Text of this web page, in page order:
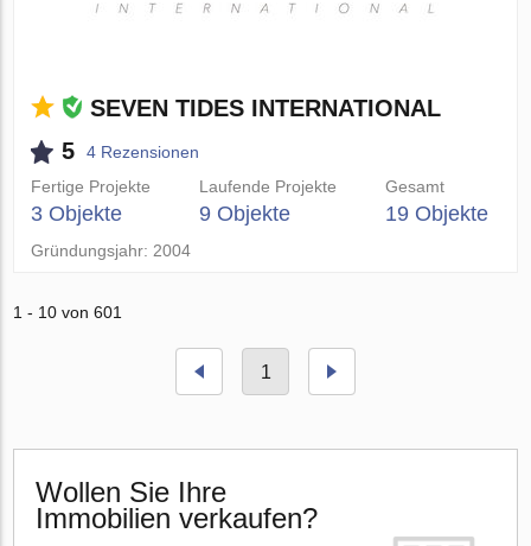
SEVEN TIDES INTERNATIONAL
5
4 Rezensionen
Fertige Projekte
3 Objekte
Laufende Projekte
9 Objekte
Gesamt
19 Objekte
Gründungsjahr: 2004
1 - 10 von 601
1
Wollen Sie Ihre
Immobilien verkaufen?